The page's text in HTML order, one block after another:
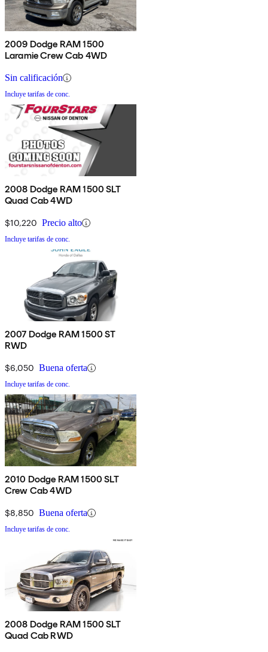
2009 Dodge RAM 1500
Laramie Crew Cab 4WD
Sin calificación
Incluye tarifas de conc.
2008 Dodge RAM 1500 SLT
Quad Cab 4WD
$10,220 Precio alto
Incluye tarifas de conc.
2007 Dodge RAM 1500 ST
RWD
$6,050 Buena oferta
Incluye tarifas de conc.
2010 Dodge RAM 1500 SLT
Crew Cab 4WD
$8,850 Buena oferta
Incluye tarifas de conc.
2008 Dodge RAM 1500 SLT
Quad Cab RWD